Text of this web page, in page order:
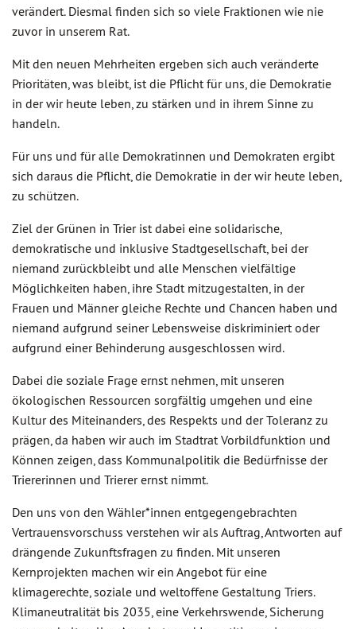
verändert. Diesmal finden sich so viele Fraktionen wie nie
zuvor in unserem Rat.
Mit den neuen Mehrheiten ergeben sich auch veränderte
Prioritäten, was bleibt, ist die Pflicht für uns, die Demokratie
in der wir heute leben, zu stärken und in ihrem Sinne zu
handeln.
Für uns und für alle Demokratinnen und Demokraten ergibt
sich daraus die Pflicht, die Demokratie in der wir heute leben,
zu schützen.
Ziel der Grünen in Trier ist dabei eine solidarische,
demokratische und inklusive Stadtgesellschaft, bei der
niemand zurückbleibt und alle Menschen vielfältige
Möglichkeiten haben, ihre Stadt mitzugestalten, in der
Frauen und Männer gleiche Rechte und Chancen haben und
niemand aufgrund seiner Lebensweise diskriminiert oder
aufgrund einer Behinderung ausgeschlossen wird.
Dabei die soziale Frage ernst nehmen, mit unseren
ökologischen Ressourcen sorgfältig umgehen und eine
Kultur des Miteinanders, des Respekts und der Toleranz zu
prägen, da haben wir auch im Stadtrat Vorbildfunktion und
Können zeigen, dass Kommunalpolitik die Bedürfnisse der
Triererinnen und Trierer ernst nimmt.
Den uns von den Wähler*innen entgegengebrachten
Vertrauensvorschuss verstehen wir als Auftrag, Antworten auf
drängende Zukunftsfragen zu finden. Mit unseren
Kernprojekten machen wir ein Angebot für eine
klimagerechte, soziale und weltoffene Gestaltung Triers.
Klimaneutralität bis 2035, eine Verkehrswende, Sicherung